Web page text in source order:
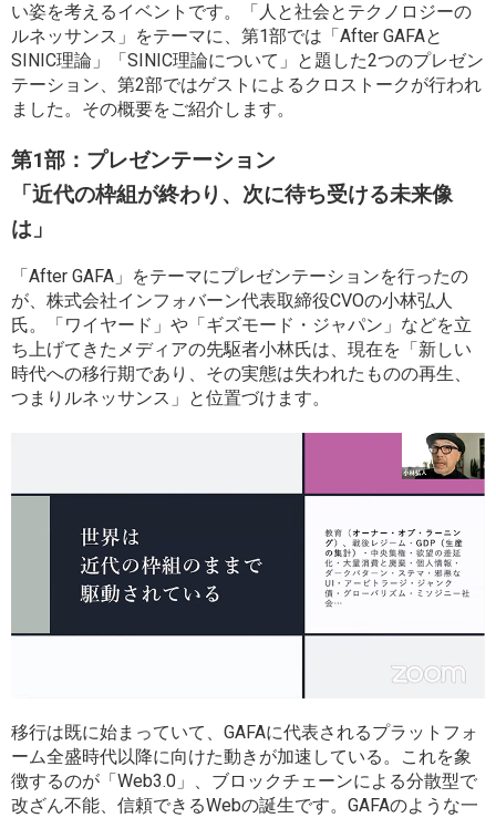
い姿を考えるイベントです。「人と社会とテクノロジーの
ルネッサンス」をテーマに、第1部では「After GAFAと
SINIC理論」「SINIC理論について」と題した2つのプレゼン
テーション、第2部ではゲストによるクロストークが行われ
ました。その概要をご紹介します。
第1部：プレゼンテーション
「近代の枠組が終わり、次に待ち受ける未来像
は」
「After GAFA」をテーマにプレゼンテーションを行ったの
が、株式会社インフォバーン代表取締役CVOの小林弘人
氏。「ワイヤード」や「ギズモード・ジャパン」などを立
ち上げてきたメディアの先駆者小林氏は、現在を「新しい
時代への移行期であり、その実態は失われたものの再生、
つまりルネッサンス」と位置づけます。
移行は既に始まっていて、GAFAに代表されるプラットフォ
ーム全盛時代以降に向けた動きが加速している。これを象
徴するのが「Web3.0」、ブロックチェーンによる分散型で
改ざん不能、信頼できるWebの誕生です。GAFAのような一